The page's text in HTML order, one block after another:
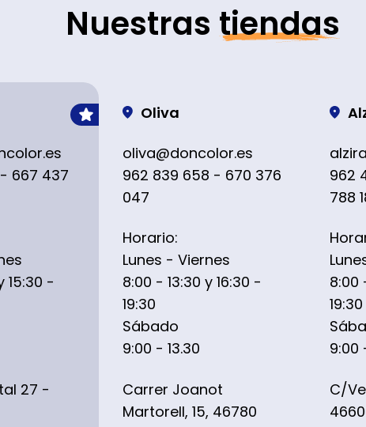
Nuestras tiendas
667 437
15:30 -
27 -
Oliva
oliva@doncolor.es
962 839 658 - 670 376
047
Horario:
Lunes - Viernes
8:00 - 13:30 y 16:30 -
19:30
Sábado
9:00 - 13.30
Carrer Joanot
Martorell, 15, 46780
962
788
8:00
19:30
9:00
C/